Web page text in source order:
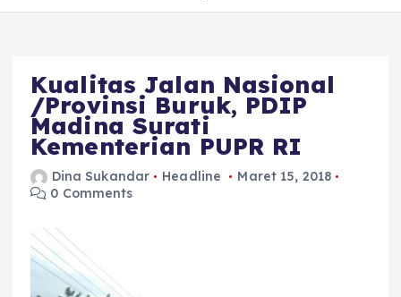
Kualitas Jalan Nasional
/Provinsi Buruk, PDIP
Madina Surati
Kementerian PUPR RI
Dina Sukandar Headline
Maret 15, 2018
0 Comments